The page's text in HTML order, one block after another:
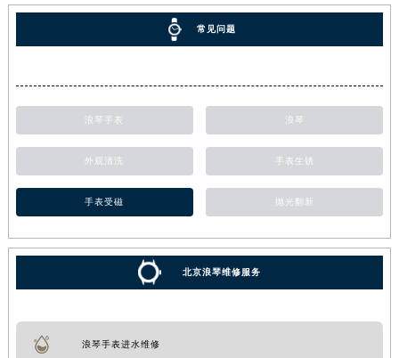
常见问题
浪琴手表 浪琴
外观清洗 手表生锈
手表受磁 抛光翻新
北京浪琴维修服务
浪琴手表进水维修